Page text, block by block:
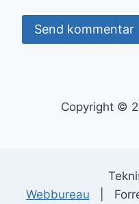
Copyright ©
Webbureau |